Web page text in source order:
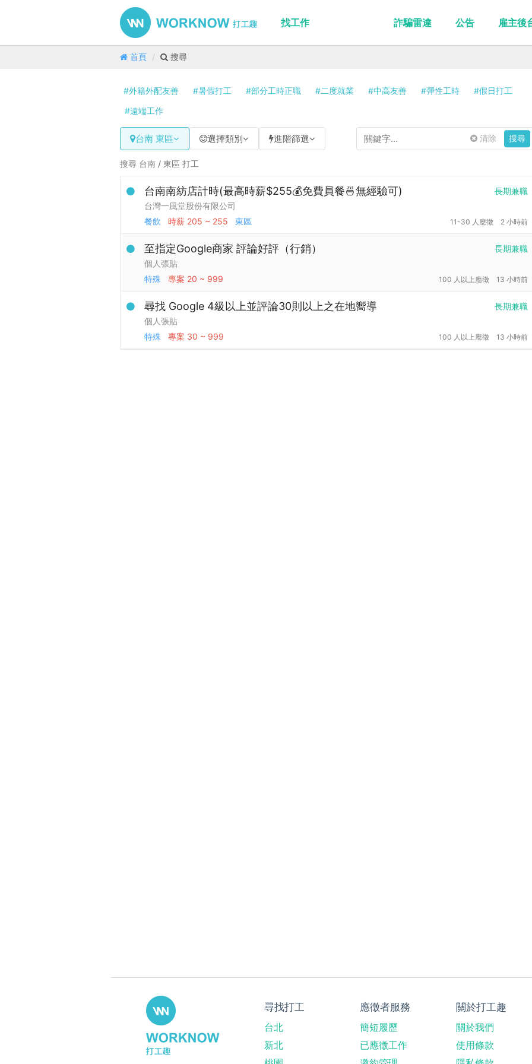
找工作 詐騙雷達 公告 雇主後
首頁 搜尋
#外籍外配友善 #暑假打工 #部分工時正職 #二度就業 #中高友善 #彈性工時
#假日打工
#遠端工作
台南 東區 選擇類別 進階篩選 清除 搜尋
搜尋 台南 / 東區 打工
長期兼職
台南南紡店計時(最高時薪$255💰免費員餐🍜無經驗可)
台灣一風堂股份有限公司
餐飲
時薪 205 ~ 255 東區 11-30 人應徵 2 小時前
長期兼職
至指定Google商家 評論好評（行銷）
個人張貼
特殊
專案 20 ~ 999 100 人以上應徵 13 小時前
長期兼職
尋找 Google 4級以上並評論30則以上之在地嚮導
個人張貼
特殊
專案 30 ~ 999 100 人以上應徵 13 小時前
尋找打工
台北
新北
應徵者服務
簡短履歷
已應徵工作
關於打工趣
關於我們
使用條款